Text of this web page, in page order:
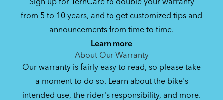
Sign up for TernCare to double your warranty
from 5 to 10 years, and to get customized tips and
announcements from time to time.
Learn more
About Our Warranty
Our warranty is fairly easy to read, so please take
a moment to do so. Learn about the bike's
intended use, the rider's responsibility, and more.